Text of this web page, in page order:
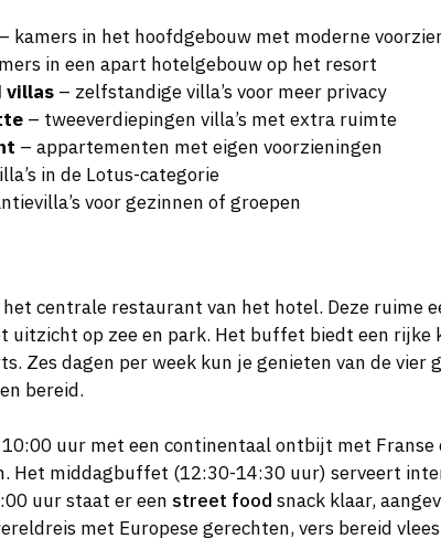
– kamers in het hoofdgebouw met moderne
in een apart hotelgebouw op het resort
villas – zelfstandige villa’s voor meer privacy
– tweeverdiepingen villa’s met extra ruimte
– appartementen met eigen voorzieningen
in de Lotus-categorie
voor gezinnen of groepen
het centrale restaurant van het hotel. Deze ruime
uitzicht op zee en park. Het buffet biedt een rijke
Zes dagen per week kun je genieten van de vier
bereid.
uur met een continentaal ontbijt met
Het middagbuffet (12:30-14:30 uur) serveert
uur staat er een street food snack klaar,
met Europese gerechten, vers bereid